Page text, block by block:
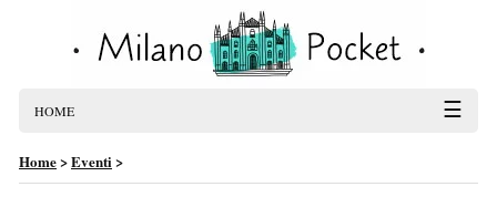
HOME ☰
Home>Eventi>